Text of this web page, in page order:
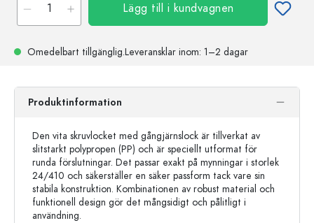
Lägg till i kundvagnen
Omedelbart tillgänglig.Leveransklar inom: 1–2 dagar
Produktinformation
Den vita skruvlocket med gångjärnslock är tillverkat av
slitstarkt polypropen (PP) och är speciellt utformat för
runda förslutningar. Det passar exakt på mynningar i storlek
24/410 och säkerställer en säker passform tack vare sin
stabila konstruktion. Kombinationen av robust material och
funktionell design gör det mångsidigt och pålitligt i
användning.